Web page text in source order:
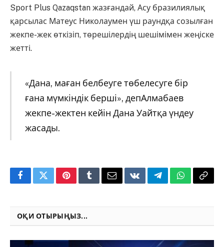
Sport Plus Qazaqstan жазғандай, Асу бразилиялық
қарсылас Матеус Николаумен үш раундқа созылған
жекпе-жек өткізіп, төрешілердің шешімімен жеңіске
жетті.
«Дана, маған белбеуге төбелесуге бір
ғана мүмкіндік берші», депАлмабаев
жекпе-жектен кейін Дана Уайтқа үндеу
жасады.
FacebookTwitterPinterestTumblrEmailVKontakteTelegramWhatsApp
Copy
ОҚИ ОТЫРЫҢЫЗ...